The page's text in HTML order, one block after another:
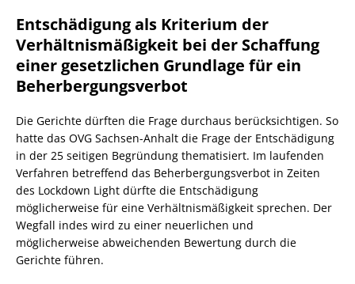
Entschädigung als Kriterium der
Verhältnismäßigkeit bei der Schaffung
einer gesetzlichen Grundlage für ein
Beherbergungsverbot
Die Gerichte dürften die Frage durchaus berücksichtigen. So
hatte das OVG Sachsen-Anhalt die Frage der Entschädigung
in der 25 seitigen Begründung thematisiert. Im laufenden
Verfahren betreffend das Beherbergungsverbot in Zeiten
des Lockdown Light dürfte die Entschädigung
möglicherweise für eine Verhältnismäßigkeit sprechen. Der
Wegfall indes wird zu einer neuerlichen und
möglicherweise abweichenden Bewertung durch die
Gerichte führen.